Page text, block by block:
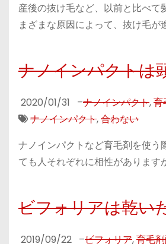
産後の抜け毛など、以前と比べ
まざまな原因によって、抜け毛
ナノインパクトは
2020/01/31 –ナノインパクト,育
ナノインパクト,合わない
ナノインパクトなど育毛剤を使
ても人それぞれに相性がありま
ビフォリアは乾い
2019/09/22 –ビフォリア,育毛